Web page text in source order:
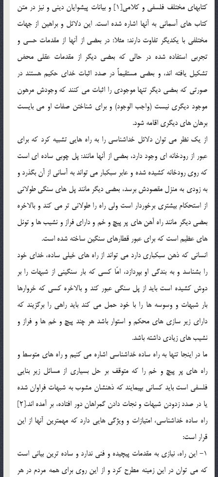
كتابهاي مختلف فلسفي و كلامي[1] و بيانات پيشوايان ديني و نيز در متن
كتاب هاي آسماني به آنها اشاره شده است. اين دلائل و براهين از جهات
مختلفي با يكديگر تفاوت دارند: مثلا: در بعضي از آنها از مقدمات حسي و
تجربي استفاده شده در حالي كه بعضي ديگر از مقدمات عقلي محض
تشكيل يافته اند، و بعضي مستقيماً در صدد اثبات خداي حكيم هستند در
صورتي كه بعضي ديگر تنها موجودي را اثبات مي كنند كه وجودش مرهون
موجود ديگري نيست (واجب الوجود) و براي شناختن صفات او مي بايست
برهان هاي ديگري اقامه شود.
از يك نظر مي توان دلائل خداشناسي را به راه هايي تشبيه كرد كه براي
عبور از رودخانه اي وجود دارد، بعضي از آنها مانند: پل چوبي ساده اي است
كه روي رودخانه كشيده شده و عابر سبكبار مي تواند به آساني از آن بگذرد و
به زودي به منزل مقصودش برسد، بعضي ديگر مانند پل هاي سنگي طولاني
از استحكام بيشتري برخوردار است ولي راه را طولاني تر مي كند و بالاخره
بعضي ديگر مانند راه آهن هاي پر پيچ و خم و داراي فراز و نشيب ها و تونل
هاي عظيم است كه براي عبور قطارهاي سنگين ساخته شده است.
انساني كه ذهن سبكباري دارد مي تواند از راه هاي خيلي ساده، خداي خود
را بشناسد و به بندگي او بپردازد، امّا كسي كه بار سنگيني از شبهات را بر
دوش كشيده است بايد از پل سنگي عبور كند و بالاخره كسي كه خروارها
بار شبهات و وسوسه ها را با خود حمل مي كند بايد راهي را برگزيند كه
داراي زير سازي هاي محكم و استوار باشد هر چند پيچ و خم ها و فراز و
نشيب هاي زيادي داشته باشد.
ما در اينجا تنها به راه ساده خداشناسي اشاره مي كنيم و راه هاي متوسط و
راه هاي پر پيچ و خم را كه متوقف بر حل بسياري از مسائل زير بنايي
فلسفي است بايد كساني بپيمايند كه ذهنشان مشوب به شبهات فراوان شده
يا در صدد زدودن شبهات و نجات دادن گمراهان دور افتاده، بر آمده اند.[2]
راه ساده خداشناسي، امتيازات و ويژگي هايي دارد كه مهمترين آنها از اين
قرار است:
1- اين راه، نيازي به مقدمات پيچيده و فني ندارد و ساده ترين بياني است
كه مي توان در اين زمينه مطرح كرد و از اين روي براي همه مردم در هر